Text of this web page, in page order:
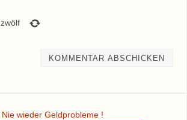
zwölf
Nie wieder Geldprobleme !